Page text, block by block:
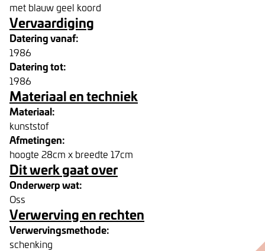
met blauw geel koord
Vervaardiging
Datering vanaf:
1986
Datering tot:
1986
Materiaal en techniek
Materiaal:
kunststof
Afmetingen:
hoogte 28cm x breedte 17cm
Dit werk gaat over
Onderwerp wat:
Oss
Verwerving en rechten
Verwervingsmethode:
schenking